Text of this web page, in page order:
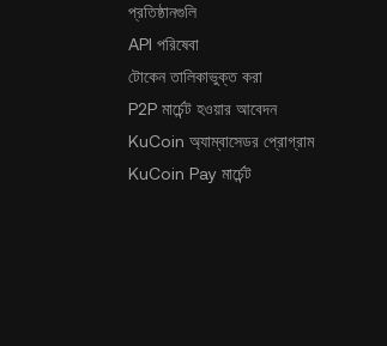
প্রতিষ্ঠানগুলি
API পরিষেবা
টোকেন তালিকাভুক্ত করা
P2P মার্চেন্ট হওয়ার আবেদন
KuCoin অ্যাম্বাসেডর প্রোগ্রাম
KuCoin Pay মার্চেন্ট